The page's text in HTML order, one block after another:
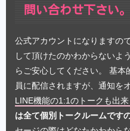
問い合わせ下さい。
公式アカウントになりますの
して頂けたのかわからないよ
らご安心してください。 基
員に配信されますが、通知を
LINE機能の1:1のトークも出来
は全て個別トークルームです